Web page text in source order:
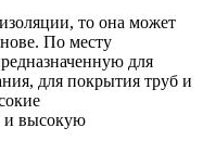
то она может
По месту
для
для покрытия труб и
и высокую